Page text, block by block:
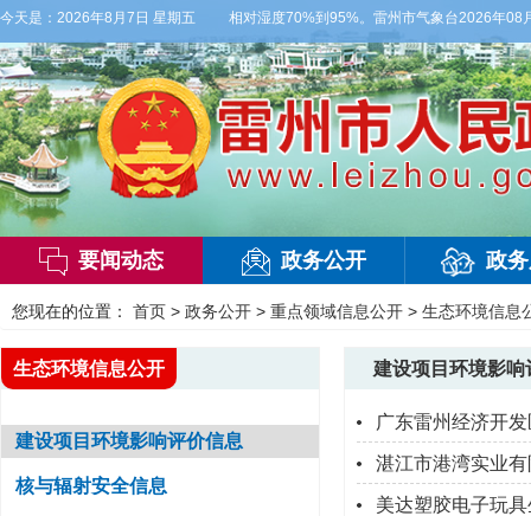
今天是： 2026年8月7日 星期五
，偏西风2-3级，气温26到35度，相对湿度70%到95%。雷州市气象台2026年08
要闻动态 政务公开 政
您现在的位置： 首页 > 政务公开 > 重点领域信息公开 > 生态环境信息
建设项目环境影响
广东雷州经济开
湛江市港湾实业
美达塑胶电子玩
生态环境信息公开
建设项目环境影响评价信息
核与辐射安全信息